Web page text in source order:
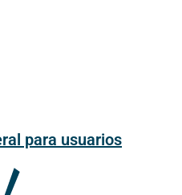
para usuarios